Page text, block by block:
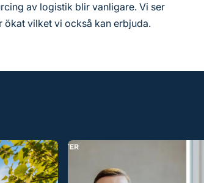
av logistik blir vanligare. Vi ser
ökat vilket vi också kan erbjuda.